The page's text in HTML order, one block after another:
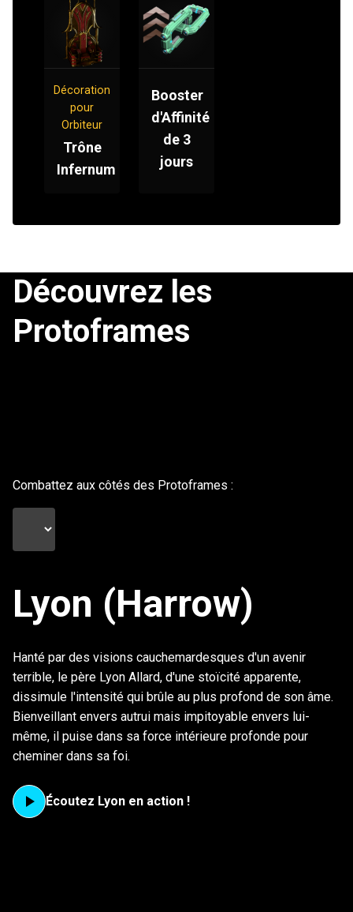
Décoration
pour
Orbiteur
Trône
Infernum
Booster
d'Affinité
de 3
jours
Découvrez les
Protoframes
Combattez aux côtés des Protoframes :
Lyon (Harrow)
Hanté par des visions cauchemardesques d'un avenir
terrible, le père Lyon Allard, d'une stoïcité apparente,
dissimule l'intensité qui brûle au plus profond de son âme.
Bienveillant envers autrui mais impitoyable envers lui-
même, il puise dans sa force intérieure profonde pour
cheminer dans sa foi.
Écoutez Lyon en action !